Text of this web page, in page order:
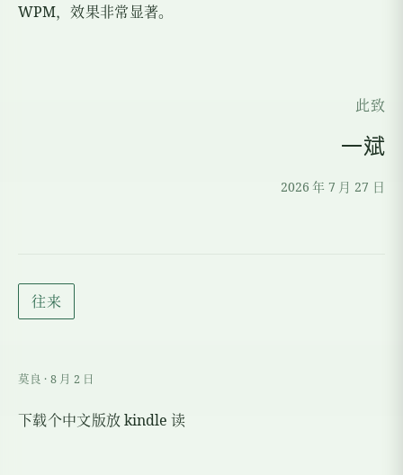
WPM，效果非常显著。
此致
一斌
2026 年 7 月 27 日
往来
莫良 · 8 月 2 日
下载个中文版放kindle 读